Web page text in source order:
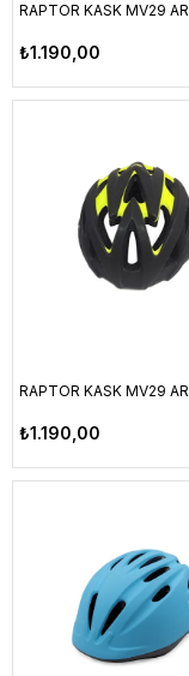
₺1.190,00
₺1.190,00